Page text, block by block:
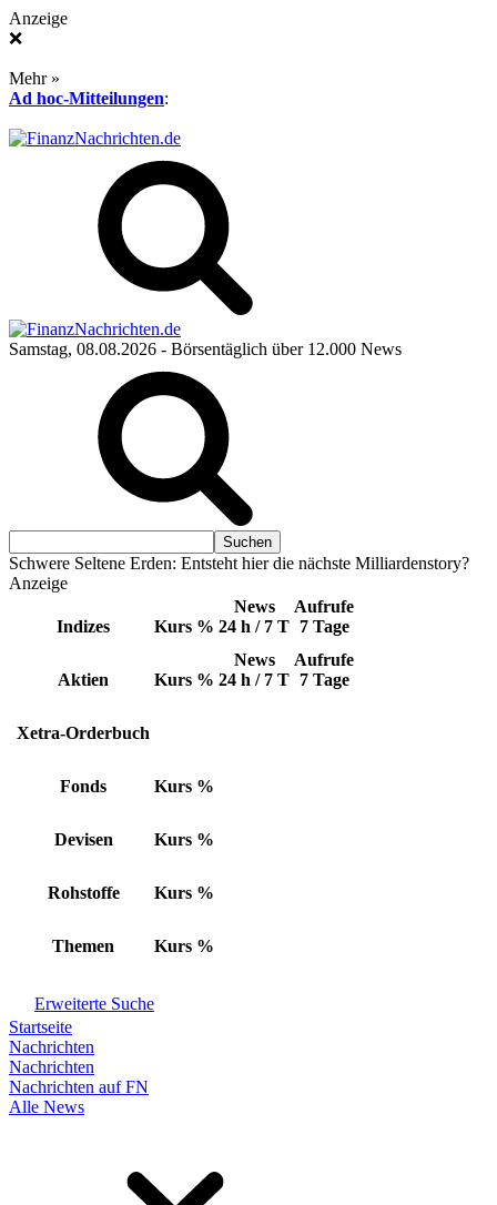
Anzeige
❌
Mehr »
Ad hoc-Mitteilungen:
Samstag, 08.08.2026 - Börsentäglich über 12.000 News
Schwere Seltene Erden: Entsteht hier die nächste Milliardenstory?
Anzeige
Indizes Kurs %
News
24 h / 7 T
Aufrufe
7 Tage
Aktien Kurs %
News
24 h / 7 T
Aufrufe
7 Tage
Xetra-Orderbuch
Fonds Kurs %
Devisen Kurs %
Rohstoffe Kurs %
Themen Kurs %
Erweiterte Suche
Startseite
Nachrichten
Nachrichten
Nachrichten auf FN
Alle News